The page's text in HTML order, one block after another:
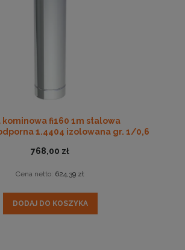
kominowa fi160 1m stalowa
1.4404 izolowana gr. 1/0,6
768,00 zł
Cena netto: 624,39 zł
DODAJ DO KOSZYKA